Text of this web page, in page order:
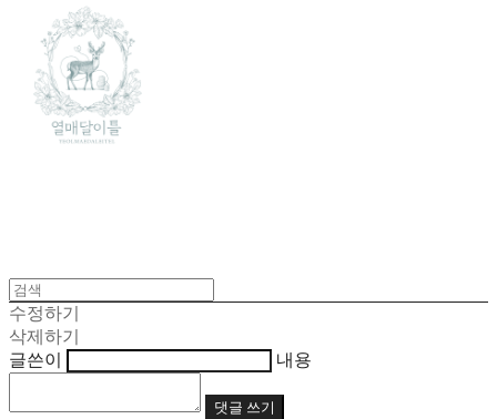
수정하기
삭제하기
글쓴이
내용
댓글 쓰기